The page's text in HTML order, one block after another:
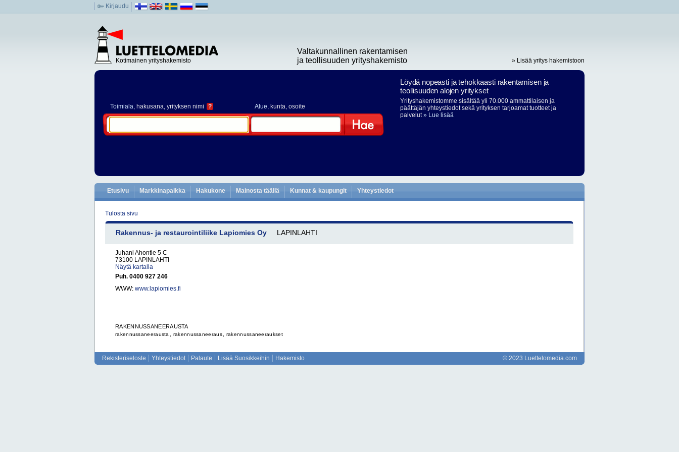
Kirjaudu
Kotimainen yrityshakemisto
Valtakunnallinen rakentamisen
ja teollisuuden yrityshakemisto
» Lisää yritys hakemistoon
Toimiala, hakusana, yrityksen nimi ? Alue, kunta, osoite
Löydä nopeasti ja tehokkaasti rakentamisen ja
teollisuuden alojen yritykset
Yrityshakemistomme sisältää yli 70.000 ammattilaisen ja
päättäjän yhteystiedot sekä yrityksen tarjoamat tuotteet ja
palvelut» Lue lisää
Etusivu Markkinapaikka Hakukone Mainosta täällä Kunnat & kaupungit Yhteystiedot
Tulosta sivu
Rakennus- ja restaurointiliike Lapiomies Oy LAPINLAHTI
Juhani Ahontie 5 C
73100 LAPINLAHTI
Näytä kartalla
Puh. 0400 927 246
WWW: www.lapiomies.fi
RAKENNUSSANEERAUSTA
rakennussaneerausta rakennussaneeraus, rakennussaneeraukset
Rekisteriseloste Yhteystiedot Palaute Lisää Suosikkeihin Hakemisto © 2023 Luettelomedia.com